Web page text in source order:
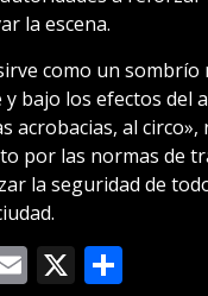
la escena.
como un
bajo los efectos del
acrobacias, al
por las normas de
la seguridad de
Email
X